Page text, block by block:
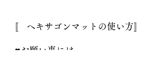
〚 ヘキサゴンマットの使い方〛
♥お願い事には